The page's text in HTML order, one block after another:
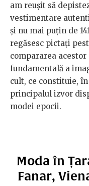
am reușit să
vestimentare
și nu mai puțin de
regăsesc pictați
compararea
fundamentală a
cult, ce constituie,
principalul izvor
modei epocii.
Moda în
Fanar,